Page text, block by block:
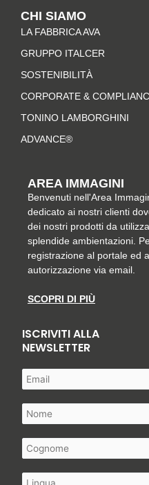
a
g
r
a
m
b
o
o
k
-
f
r
e
t
CHI SIAMO
LA FABBRICA AVA
GRUPPO ITALCER
SOSTENIBILITÀ
CORPORATE &
TONINO LAMBORGHINI
ADVANCE®
AREA IMMAGINI
Benvenuti nell'Area
dedicato ai nostri clienti
dei nostri prodotti da
splendide ambientazioni.
registrazione al portale ed
autorizzazione via email.
SCOPRI DI PIÙ
ISCRIVITI ALLA
NEWSLETTER